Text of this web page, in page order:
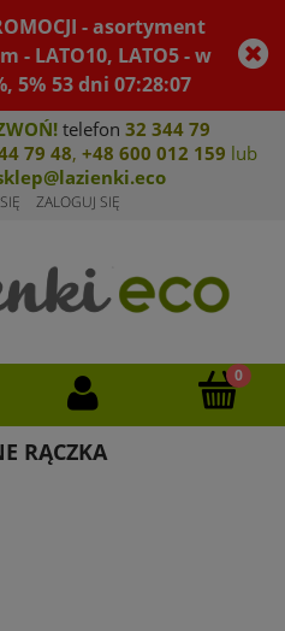
- asortyment
- LATO10, LATO5 - w
5% 53dni07:28:07
telefon 32 344 79
79 48, +48 600 012 159 lub
ZALOGUJ SIĘ
RĄCZKA